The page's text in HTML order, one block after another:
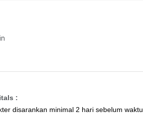
:
disarankan minimal 2 hari sebelum waktu